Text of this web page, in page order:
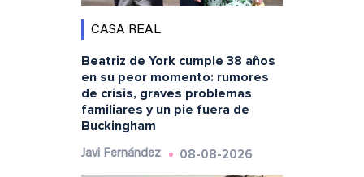
CASA REAL
Beatriz de York cumple 38 años
en su peor momento: rumores
de crisis, graves problemas
familiares y un pie fuera de
Buckingham
Javi Fernández 08-08-2026